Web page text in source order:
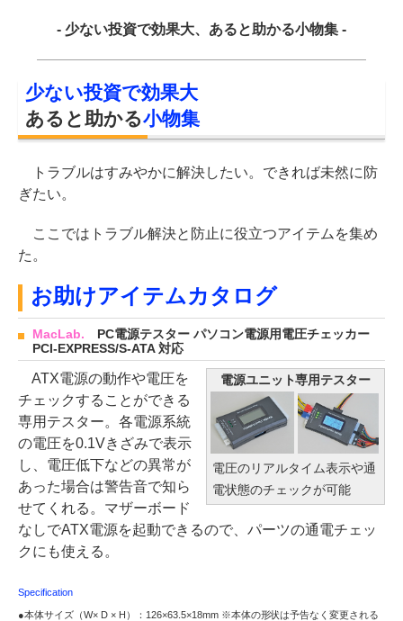
- 少ない投資で効果大、あると助かる小物集 -
少ない投資で効果大
あると助かる小物集
トラブルはすみやかに解決したい。できれば未然に防
ぎたい。
ここではトラブル解決と防止に役立つアイテムを集め
た。
お助けアイテムカタログ
MacLab. PC電源テスター パソコン電源用電圧チェッカー
PCI-EXPRESS/S-ATA 対応
電源ユニット専用テスター
電圧のリアルタイム表示や通
電状態のチェックが可能
ATX電源の動作や電圧を
チェックすることができる
専用テスター。各電源系統
の電圧を0.1Vきざみで表示
し、電圧低下などの異常が
あった場合は警告音で知ら
せてくれる。マザーボード
なしでATX電源を起動できるので、パーツの通電チェッ
クにも使える。
Specification
●本体サイズ（W× D × H）：126×63.5×18mm ※本体の形状は予告なく変更される